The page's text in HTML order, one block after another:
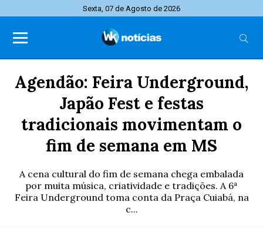
Sexta, 07 de Agosto de 2026
Agendão: Feira Underground,
Japão Fest e festas
tradicionais movimentam o
fim de semana em MS
A cena cultural do fim de semana chega embalada
por muita música, criatividade e tradições. A 6ª
Feira Underground toma conta da Praça Cuiabá, na
c...